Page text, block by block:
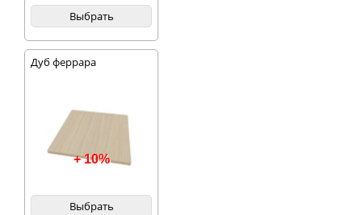
Выбрать
Дуб феррара
+ 10%
Выбрать